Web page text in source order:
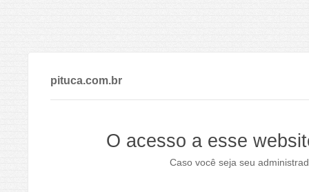
pituca.com.br
O acesso a esse
Caso você seja seu